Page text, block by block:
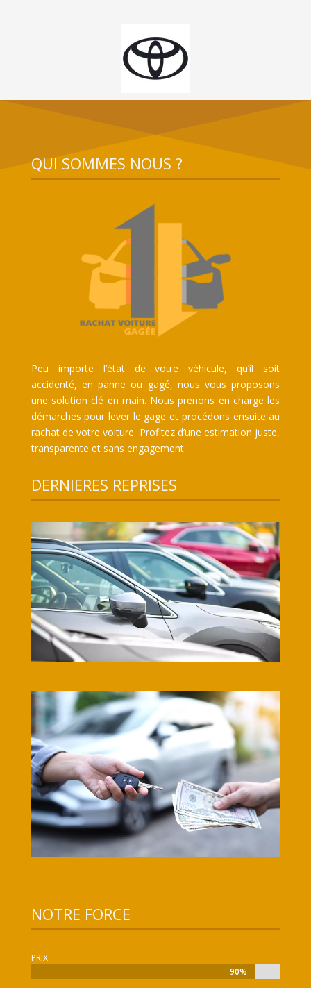
QUI SOMMES NOUS ?
Peu importe l’état de votre véhicule, qu’il soit
accidenté, en panne ou gagé, nous vous proposons
une solution clé en main. Nous prenons en charge les
démarches pour lever le gage et procédons ensuite au
rachat de votre voiture. Profitez d’une estimation juste,
transparente et sans engagement.
DERNIERES REPRISES
NOTRE FORCE
PRIX
90%
90%